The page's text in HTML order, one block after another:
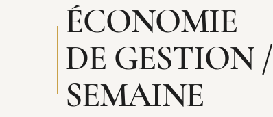
ÉCONOMIE
DE GESTION /
SEMAINE